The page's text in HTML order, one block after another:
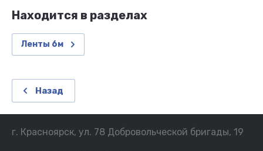
Находится в разделах
Ленты 6м
Назад
г. Красноярск, ул. 78 Добровольческой бригады, 19